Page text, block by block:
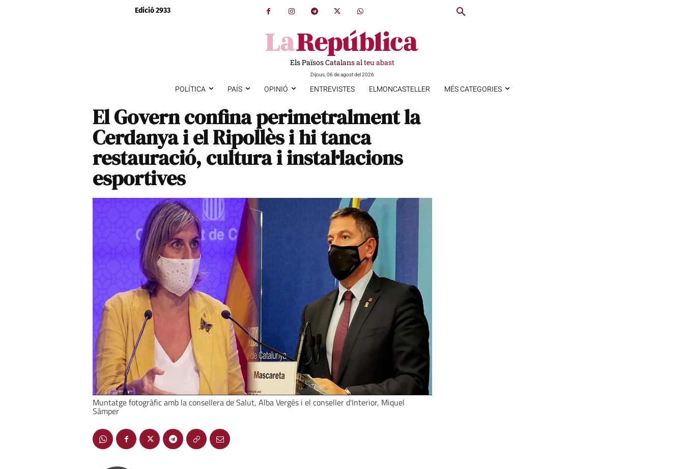
Edició 2933
Els Països Catalans al teu abast
Dijous, 06 de agost del 2026
POLÍTICA PAÍS OPINIÓ ENTREVISTES ELMONCASTELLER MÉS CATEGORIES
El Govern confina perimetralment la
Cerdanya i el Ripollès i hi tanca
restauració, cultura i instal·lacions
esportives
Muntatge fotogràfic amb la consellera de Salut, Alba Vergés i el conseller d'Interior, Miquel
Sàmper